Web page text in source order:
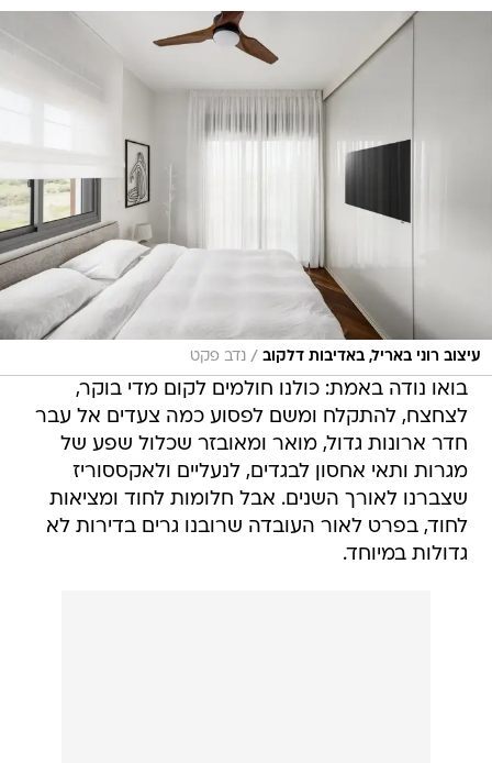
עיצוב רוני באריל, באדיבות דלקוב / נדב פקט
בואו נודה באמת: כולנו חולמים לקום מדי בוקר,
לצחצח, להתקלח ומשם לפסוע כמה צעדים אל עבר
חדר ארונות גדול, מואר ומאובזר שכלול שפע של
מגרות ותאי אחסון לבגדים, לנעליים ולאקססוריז
שצברנו לאורך השנים. אבל חלומות לחוד ומציאות
לחוד, בפרט לאור העובדה שרובנו גרים בדירות לא
גדולות במיוחד.